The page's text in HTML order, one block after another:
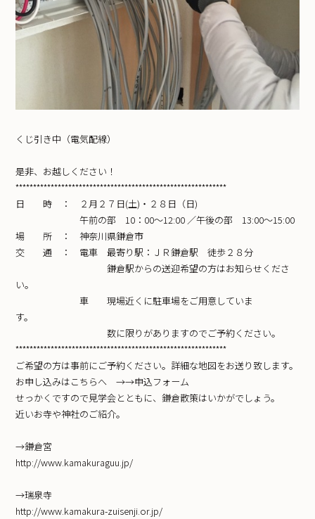
くじ引き中（電気配線）
是非、お越しください！
************************************************************
日 時 ： ２月２７日(土)・２８日（日)
午前の部 10：00〜12:00 ／午後の部 13:00〜15:00
場 所 ： 神奈川県鎌倉市
交 通 ： 電車 最寄り駅：ＪＲ鎌倉駅 徒歩２８分
鎌倉駅からの送迎希望の方はお知らせくださ
い。
車 現場近くに駐車場をご用意していま
す。
数に限りがありますのでご予約ください。
************************************************************
ご希望の方は事前にご予約ください。詳細な地図をお送り致します。
お申し込みはこちらへ →→申込フォーム
せっかくですので見学会とともに、鎌倉散策はいかがでしょう。
近いお寺や神社のご紹介。
→鎌倉宮
http://www.kamakuraguu.jp/
→瑞泉寺
http://www.kamakura-zuisenji.or.jp/